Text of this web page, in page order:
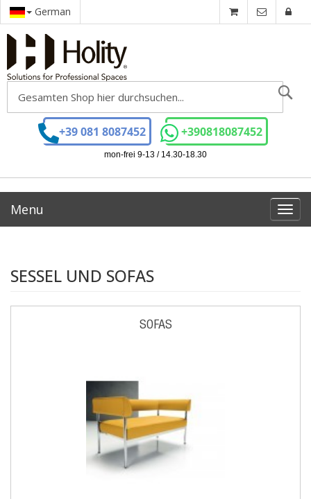
German
+39 081 8087452 +390818087452
mon-frei 9-13 / 14.30-18.30
Menu
SESSEL UND SOFAS
SOFAS